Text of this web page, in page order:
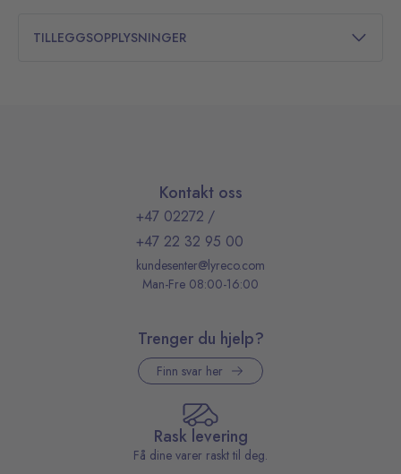
TILLEGGSOPPLYSNINGER
Kontakt oss
+47 02272 /
+47 22 32 95 00
kundesenter@lyreco.com
Man-Fre 08:00-16:00
Trenger du hjelp?
Finn svar her
Rask levering
Få dine varer raskt til deg.